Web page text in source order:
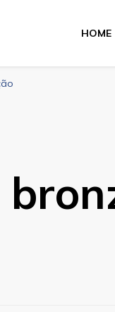
Metais
HOME